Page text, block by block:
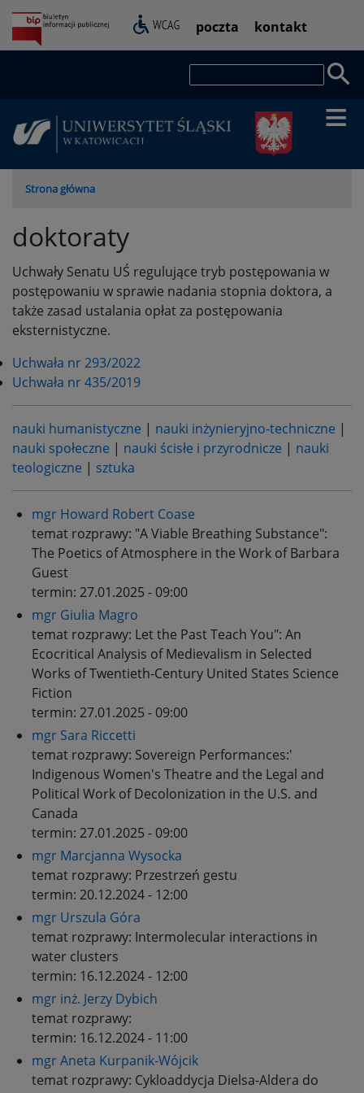
Przejdź
do
treści
Pasek
dostępności
poczta kontakt
Ścieżka
Strona główna
doktoraty
Uchwały Senatu UŚ regulujące tryb postępowania w
postępowaniu w sprawie nadania stopnia doktora, a
także zasad ustalania opłat za postępowania
eksternistyczne.
Uchwała nr 293/2022
Uchwała nr 435/2019
nauki humanistyczne | nauki inżynieryjno-techniczne |
nauki społeczne | nauki ścisłe i przyrodnicze | nauki
teologiczne | sztuka
mgr Howard Robert Coase
temat rozprawy: "A Viable Breathing Substance":
The Poetics of Atmosphere in the Work of Barbara
Guest
termin: 27.01.2025 - 09:00
mgr Giulia Magro
temat rozprawy: Let the Past Teach You": An
Ecocritical Analysis of Medievalism in Selected
Works of Twentieth-Century United States Science
Fiction
termin: 27.01.2025 - 09:00
mgr Sara Riccetti
temat rozprawy: Sovereign Performances:'
Indigenous Women's Theatre and the Legal and
Political Work of Decolonization in the U.S. and
Canada
termin: 27.01.2025 - 09:00
mgr Marcjanna Wysocka
temat rozprawy: Przestrzeń gestu
termin: 20.12.2024 - 12:00
mgr Urszula Góra
temat rozprawy: Intermolecular interactions in
water clusters
termin: 16.12.2024 - 12:00
mgr inż. Jerzy Dybich
temat rozprawy:
termin: 16.12.2024 - 11:00
mgr Aneta Kurpanik-Wójcik
temat rozprawy: Cykloaddycja Dielsa-Aldera do